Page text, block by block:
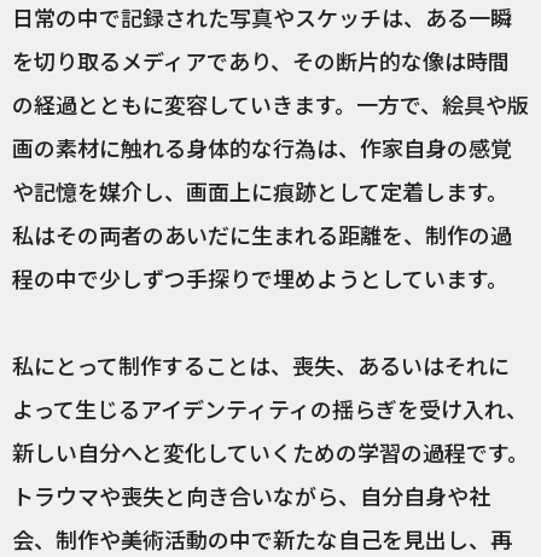
日常の中で記録された写真やスケッチは、ある一瞬
を切り取るメディアであり、その断片的な像は時間
の経過とともに変容していきます。一方で、絵具や版
画の素材に触れる身体的な行為は、作家自身の感覚
や記憶を媒介し、画面上に痕跡として定着します。
私はその両者のあいだに生まれる距離を、制作の過
程の中で少しずつ手探りで埋めようとしています。
私にとって制作することは、喪失、あるいはそれに
よって生じるアイデンティティの揺らぎを受け入れ、
新しい自分へと変化していくための学習の過程です。
トラウマや喪失と向き合いながら、自分自身や社
会、制作や美術活動の中で新たな自己を見出し、再